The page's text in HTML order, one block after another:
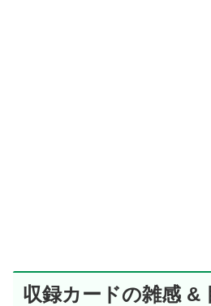
収録カードの雑感 &